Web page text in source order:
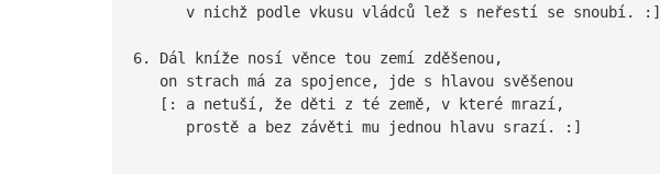
v nichž podle vkusu vládců lež s neřestí se snoubí. :]
6. Dál kníže nosí věnce tou zemí zděšenou,
on strach má za spojence, jde s hlavou svěšenou
[: a netuší, že děti z té země, v které mrazí,
prostě a bez závěti mu jednou hlavu srazí. :]